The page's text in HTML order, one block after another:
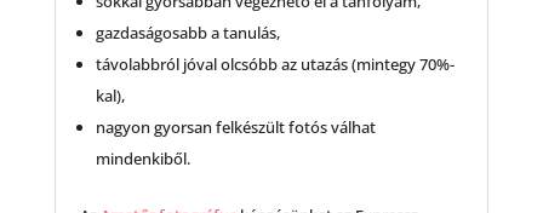
gazdaságosabb a tanulás,
távolabbról jóval olcsóbb az utazás (mintegy 70%-
kal),
nagyon gyorsan felkészült fotós válhat
mindenkiből.